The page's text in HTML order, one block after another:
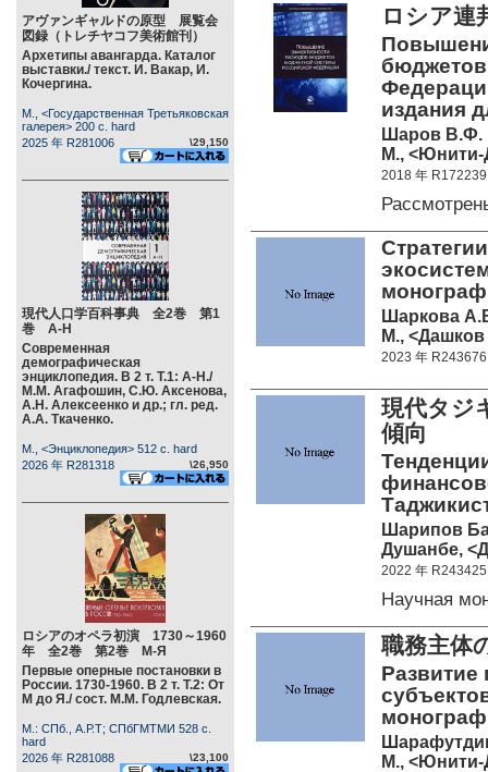
アヴァンギャルドの原型 展覧会
図録（トレチヤコフ美術館刊）
Архетипы авангарда. Каталог
выставки./ текст. И. Вакар, И.
Кочергина.
М., <Государственная Третьяковская
галерея> 200 c. hard
2025 年 R281006
\29,150
現代人口学百科事典 全2巻 第1
巻 А-Н
Современная
демографическая
энциклопедия. В 2 т. Т.1: А-Н./
М.М. Агафошин, С.Ю. Аксенова,
А.Н. Алексеенко и др.; гл. ред.
А.А. Ткаченко.
М., <Энциклопедия> 512 c. hard
2026 年 R281318
\26,950
ロシアのオペラ初演 1730～1960
年 全2巻 第2巻 М-Я
Первые оперные постановки в
России. 1730-1960. В 2 т. Т.2: От
М до Я./ сост. М.М. Годлевская.
М.: СПб., А.Р.Т; СПбГМТМИ 528 c.
hard
2026 年 R281088
\23,100
ロシア連
издания
Шаров В.Ф.
М., <Юнити-
2018 年 R172239
Шаркова
М., <Дашков
2023 年 R243676
現代タジ
傾向
Шарипов
Душанбе,
2022 年 R243425
Научная
職務主体
Развитие
М., <Юнити-